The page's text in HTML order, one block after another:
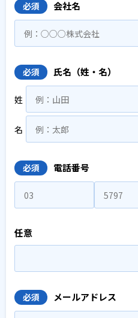
必須 会社名
必須 氏名（姓・名）
姓
名
必須 電話番号
任意
必須 メールアドレス